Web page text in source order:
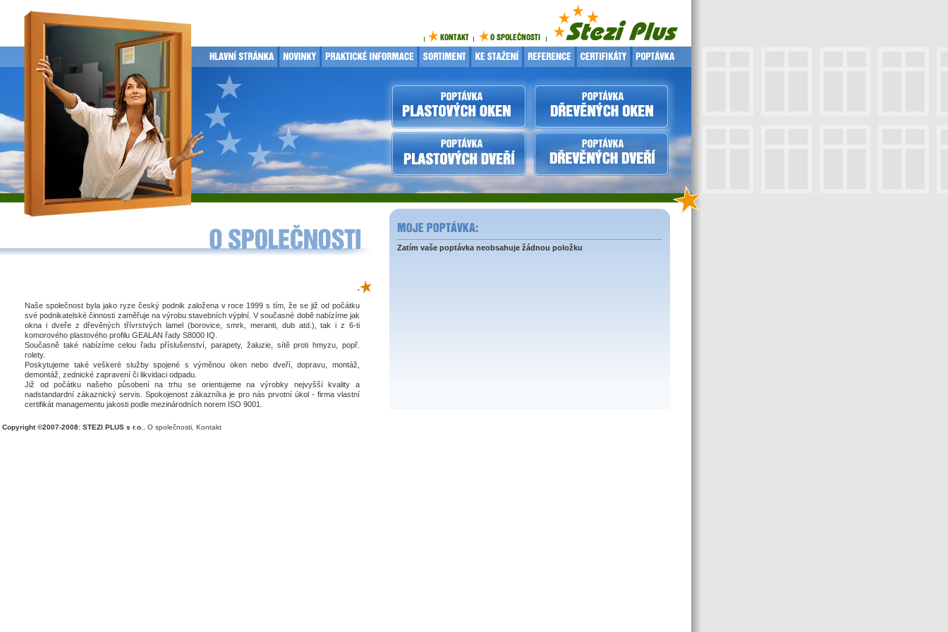
.
Naše společnost byla jako ryze český podnik založena v roce 1999 s tím, že se již od počátku
své podnikatelské činnosti zaměřuje na výrobu stavebních výplní. V současné době nabízíme jak
okna i dveře z dřevěných třívrstvých lamel (borovice, smrk, meranti, dub atd.), tak i z 6-ti
komorového plastového profilu GEALAN řady S8000 IQ.
Současně také nabízíme celou řadu příslušenství, parapety, žaluzie, sítě proti hmyzu, popř.
rolety.
Poskytujeme také veškeré služby spojené s výměnou oken nebo dveří, dopravu, montáž,
demontáž, zednické zapravení či likvidaci odpadu.
Již od počátku našeho působení na trhu se orientujeme na výrobky nejvyšší kvality a
nadstandardní zákaznický servis. Spokojenost zákazníka je pro nás prvotní úkol - firma vlastní
certifikát managementu jakosti podle mezinárodních norem ISO 9001.
Zatím vaše poptávka neobsahuje žádnou položku
Copyright ©2007-2008: STEZI PLUS s r.o. O společnosti Kontakt